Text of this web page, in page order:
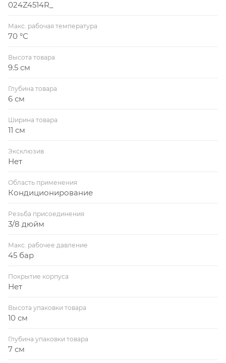
024Z4514R_
Макс. рабочая температура
70 °С
Высота товара
9.5 см
Глубина товара
6 см
Ширина товара
11 см
Эксклюзив
Нет
Область применения
Кондиционирование
Резьба присоединения
3/8 дюйм
Макс. рабочее давление
45 бар
Покрытие корпуса
Нет
Высота упаковки товара
10 см
Глубина упаковки товара
7 см